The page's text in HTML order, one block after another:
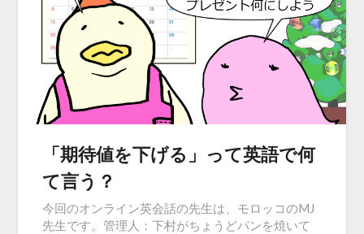
「期待値を下げる」って英語で何
て言う？
今回のオンライン英会話の先生は、モロッコのMJ
先生です。管理人：下村がちょうどパンを焼いて